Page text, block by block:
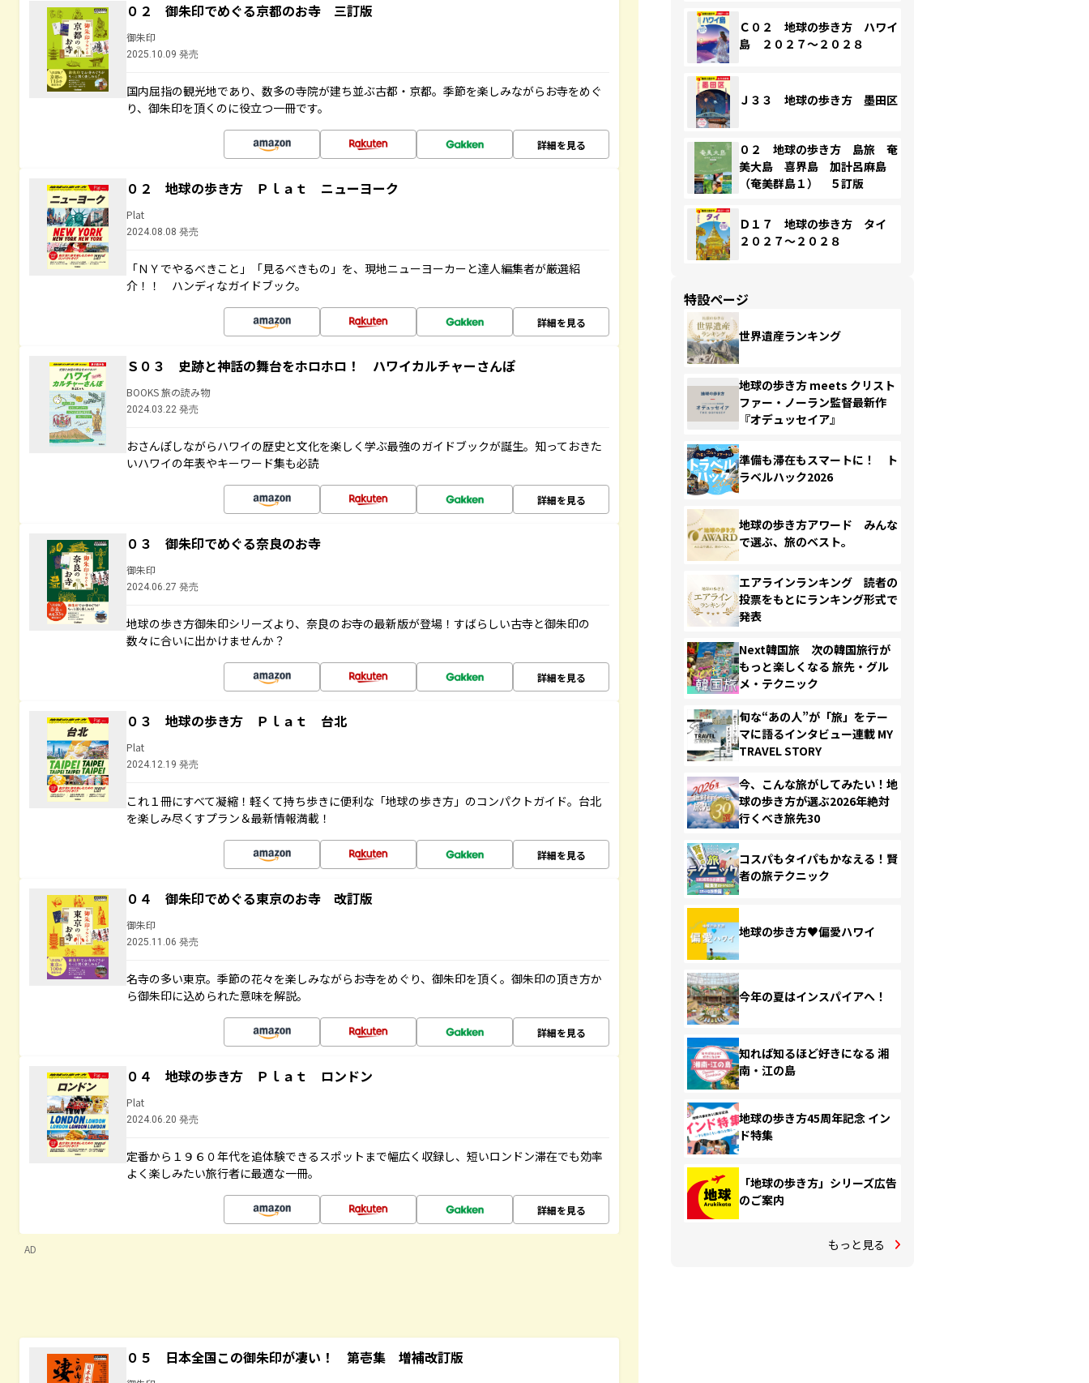
０２ 御朱印でめぐる京都のお寺 三訂版
御朱印
2025.10.09 発売
国内屈指の観光地であり、数多の寺院が建ち並ぶ古都・京都。季節を楽しみながらお寺をめぐ
り、御朱印を頂くのに役立つ一冊です。
詳細を見る
０２ 地球の歩き方 Ｐｌａｔ ニューヨーク
Plat
2024.08.08 発売
「ＮＹでやるべきこと」「見るべきもの」を、現地ニューヨーカーと達人編集者が厳選紹
介！！ ハンディなガイドブック。
詳細を見る
Ｓ０３ 史跡と神話の舞台をホロホロ！ ハワイカルチャーさんぽ
BOOKS 旅の読み物
2024.03.22 発売
おさんぽしながらハワイの歴史と文化を楽しく学ぶ最強のガイドブックが誕生。知っておきた
いハワイの年表やキーワード集も必読
詳細を見る
０３ 御朱印でめぐる奈良のお寺
御朱印
2024.06.27 発売
地球の歩き方御朱印シリーズより、奈良のお寺の最新版が登場！すばらしい古寺と御朱印の
数々に合いに出かけませんか？
詳細を見る
０３ 地球の歩き方 Ｐｌａｔ 台北
Plat
2024.12.19 発売
これ１冊にすべて凝縮！軽くて持ち歩きに便利な「地球の歩き方」のコンパクトガイド。台北
を楽しみ尽くすプラン＆最新情報満載！
詳細を見る
０４ 御朱印でめぐる東京のお寺 改訂版
御朱印
2025.11.06 発売
名寺の多い東京。季節の花々を楽しみながらお寺をめぐり、御朱印を頂く。御朱印の頂き方か
ら御朱印に込められた意味を解説。
詳細を見る
０４ 地球の歩き方 Ｐｌａｔ ロンドン
Plat
2024.06.20 発売
定番から１９６０年代を追体験できるスポットまで幅広く収録し、短いロンドン滞在でも効率
よく楽しみたい旅行者に最適な一冊。
詳細を見る
AD
０５ 日本全国この御朱印が凄い！ 第壱集 増補改訂版
Ｃ０２ 地球の歩き方 ハワイ
島 ２０２７～２０２８
Ｊ３３ 地球の歩き方 墨田区
０２ 地球の歩き方 島旅 奄
美大島 喜界島 加計呂麻島
（奄美群島１） ５訂版
Ｄ１７ 地球の歩き方 タイ
２０２７～２０２８
特設ページ
世界遺産ランキング
地球の歩き方 meets クリスト
ファー・ノーラン監督最新作
『オデュッセイア』
準備も滞在もスマートに！ ト
ラベルハック2026
地球の歩き方アワード みんな
で選ぶ、旅のベスト。
エアラインランキング 読者の
投票をもとにランキング形式で
発表
Next韓国旅 次の韓国旅行が
もっと楽しくなる 旅先・グル
メ・テクニック
旬な“あの人”が「旅」をテー
マに語るインタビュー連載 MY
TRAVEL STORY
今、こんな旅がしてみたい！地
球の歩き方が選ぶ2026年絶対
行くべき旅先30
コスパもタイパもかなえる！賢
者の旅テクニック
地球の歩き方♥偏愛ハワイ
今年の夏はインスパイアへ！
知れば知るほど好きになる 湘
南・江の島
地球の歩き方45周年記念 イン
ド特集
「地球の歩き方」シリーズ広告
のご案内
もっと見る